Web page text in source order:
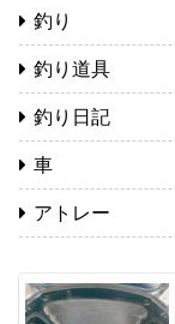
釣り
釣り道具
釣り日記
車
アトレー